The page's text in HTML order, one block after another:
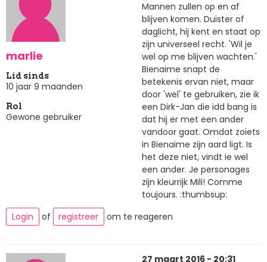
marlie
Lid sinds
10 jaar 9 maanden
Rol
Gewone gebruiker
Mannen zullen op en af
blijven komen. Duister of
daglicht, hij kent en staat op
zijn universeel recht. 'Wil je
wel op me blijven wachten.'
Bienaime snapt de
betekenis ervan niet, maar
door 'wel' te gebruiken, zie ik
een Dirk-Jan die idd bang is
dat hij er met een ander
vandoor gaat. Omdat zoiets
in Bienaime zijn aard ligt. Is
het deze niet, vindt ie wel
een ander. Je personages
zijn kleurrijk Mili! Comme
toujours. :thumbsup:
Login
of registreer om te reageren
27 maart 2016 - 20:31